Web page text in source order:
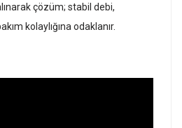
çözüm; stabil debi,
kolaylığına odaklanır.